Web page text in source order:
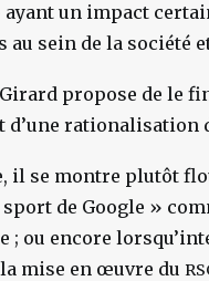
ayant un impact
au sein de la société
propose de le
d’une
il se montre plutôt
sport de Google »
; ou encore
mise en œuvre du